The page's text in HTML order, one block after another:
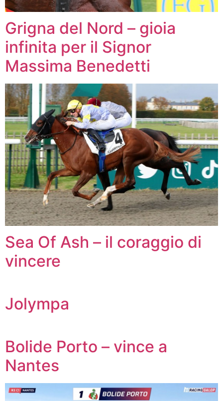
Grigna del Nord – gioia
infinita per il Signor
Massima Benedetti
Sea Of Ash – il coraggio di
vincere
Jolympa
Bolide Porto – vince a
Nantes